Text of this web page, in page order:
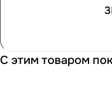
С этим товаром